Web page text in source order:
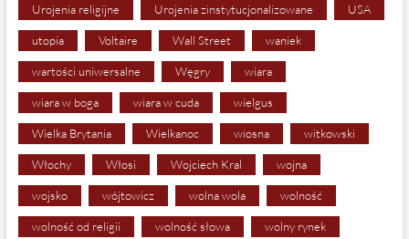
Urojenia religijne Urojenia zinstytucjonalizowane USA
utopia Voltaire Wall Street waniek
wartości uniwersalne Węgry wiara
wiara w boga wiara w cuda wielgus
Wielka Brytania Wielkanoc wiosna witkowski
Włochy Włosi Wojciech Kral wojna
wojsko wójtowicz wolna wola wolność
wolność od religii wolność słowa wolny rynek